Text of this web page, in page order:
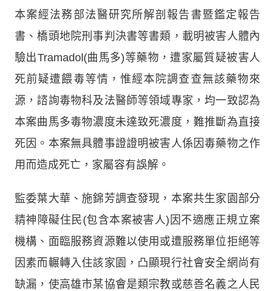
本案經法務部法醫研究所解剖報告書暨鑑定報告
書、橋頭地院刑事判決書等書類，載明被害人體內
驗出Tramadol(曲馬多)等藥物，遭家屬質疑被害人
死前疑遭餵毒等情，惟經本院調查查無該藥物來
源，諮詢毒物科及法醫師等領域專家，均一致認為
本案曲馬多毒物濃度未達致死濃度，難推斷為直接
死因。本案無具體事證證明被害人係因毒藥物之作
用而造成死亡，家屬容有誤解。
監委葉大華、施錦芳調查發現，本案共生家園部分
精神障礙住民(包含本案被害人)因不適應正規立案
機構、面臨服務資源難以使用或遭服務單位拒絕等
因素而輾轉入住該家園，凸顯現行社會安全網尚有
缺漏，使高雄市某協會是類宗教或慈善名義之人民